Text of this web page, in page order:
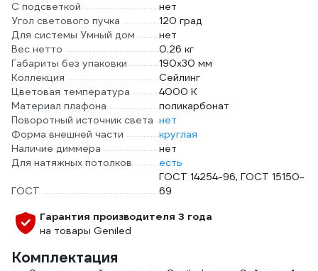
С подсветкой
нет
Угол светового пучка
120 град
Для системы Умный дом
нет
Вес нетто
0.26 кг
Габариты без упаковки
190х30 мм
Коллекция
Сейлинг
Цветовая температура
4000 К
Материал плафона
поликарбонат
Поворотный источник света нет
Форма внешней части
круглая
Наличие диммера
нет
Для натяжных потолков
есть
ГОСТ
ГОСТ 14254-96, ГОСТ 15150-
69
Гарантия производителя 3 года
на товары Geniled
Комплектация